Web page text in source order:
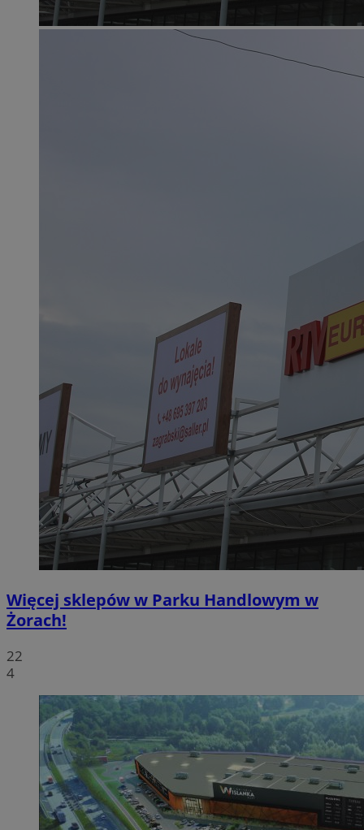
Więcej sklepów w Parku Handlowym w
Żorach!
22
4